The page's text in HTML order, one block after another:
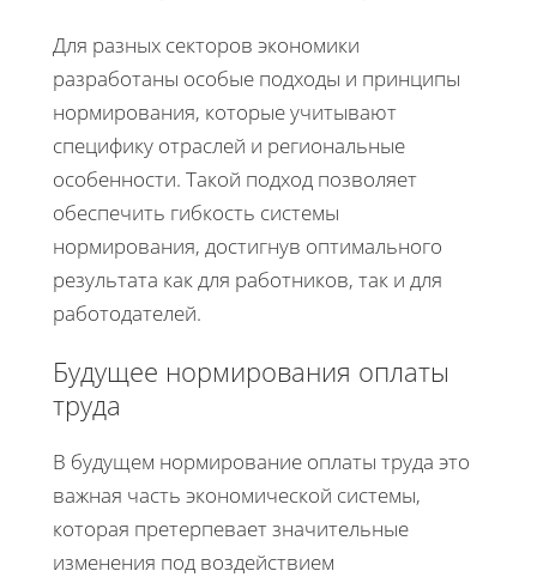
Для разных секторов экономики
разработаны особые подходы и принципы
нормирования, которые учитывают
специфику отраслей и региональные
особенности. Такой подход позволяет
обеспечить гибкость системы
нормирования, достигнув оптимального
результата как для работников, так и для
работодателей.
Будущее нормирования оплаты
труда
В будущем нормирование оплаты труда это
важная часть экономической системы,
которая претерпевает значительные
изменения под воздействием